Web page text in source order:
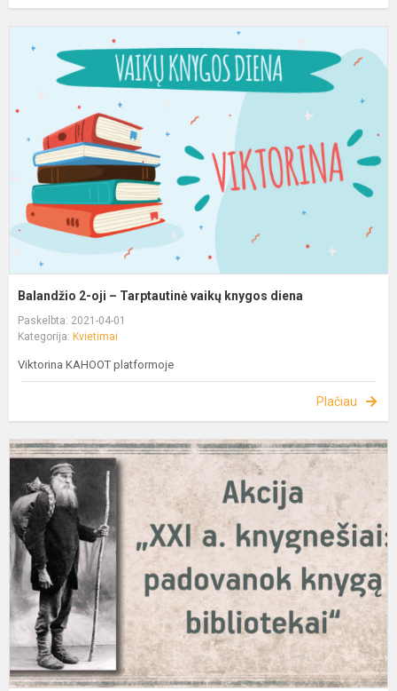
Balandžio 2-oji – Tarptautinė vaikų knygos diena
Paskelbta: 2021-04-01
Kategorija: Kvietimai
Viktorina KAHOOT platformoje
Plačiau